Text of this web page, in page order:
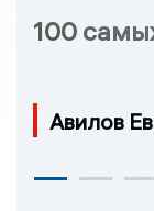
100
Авилов